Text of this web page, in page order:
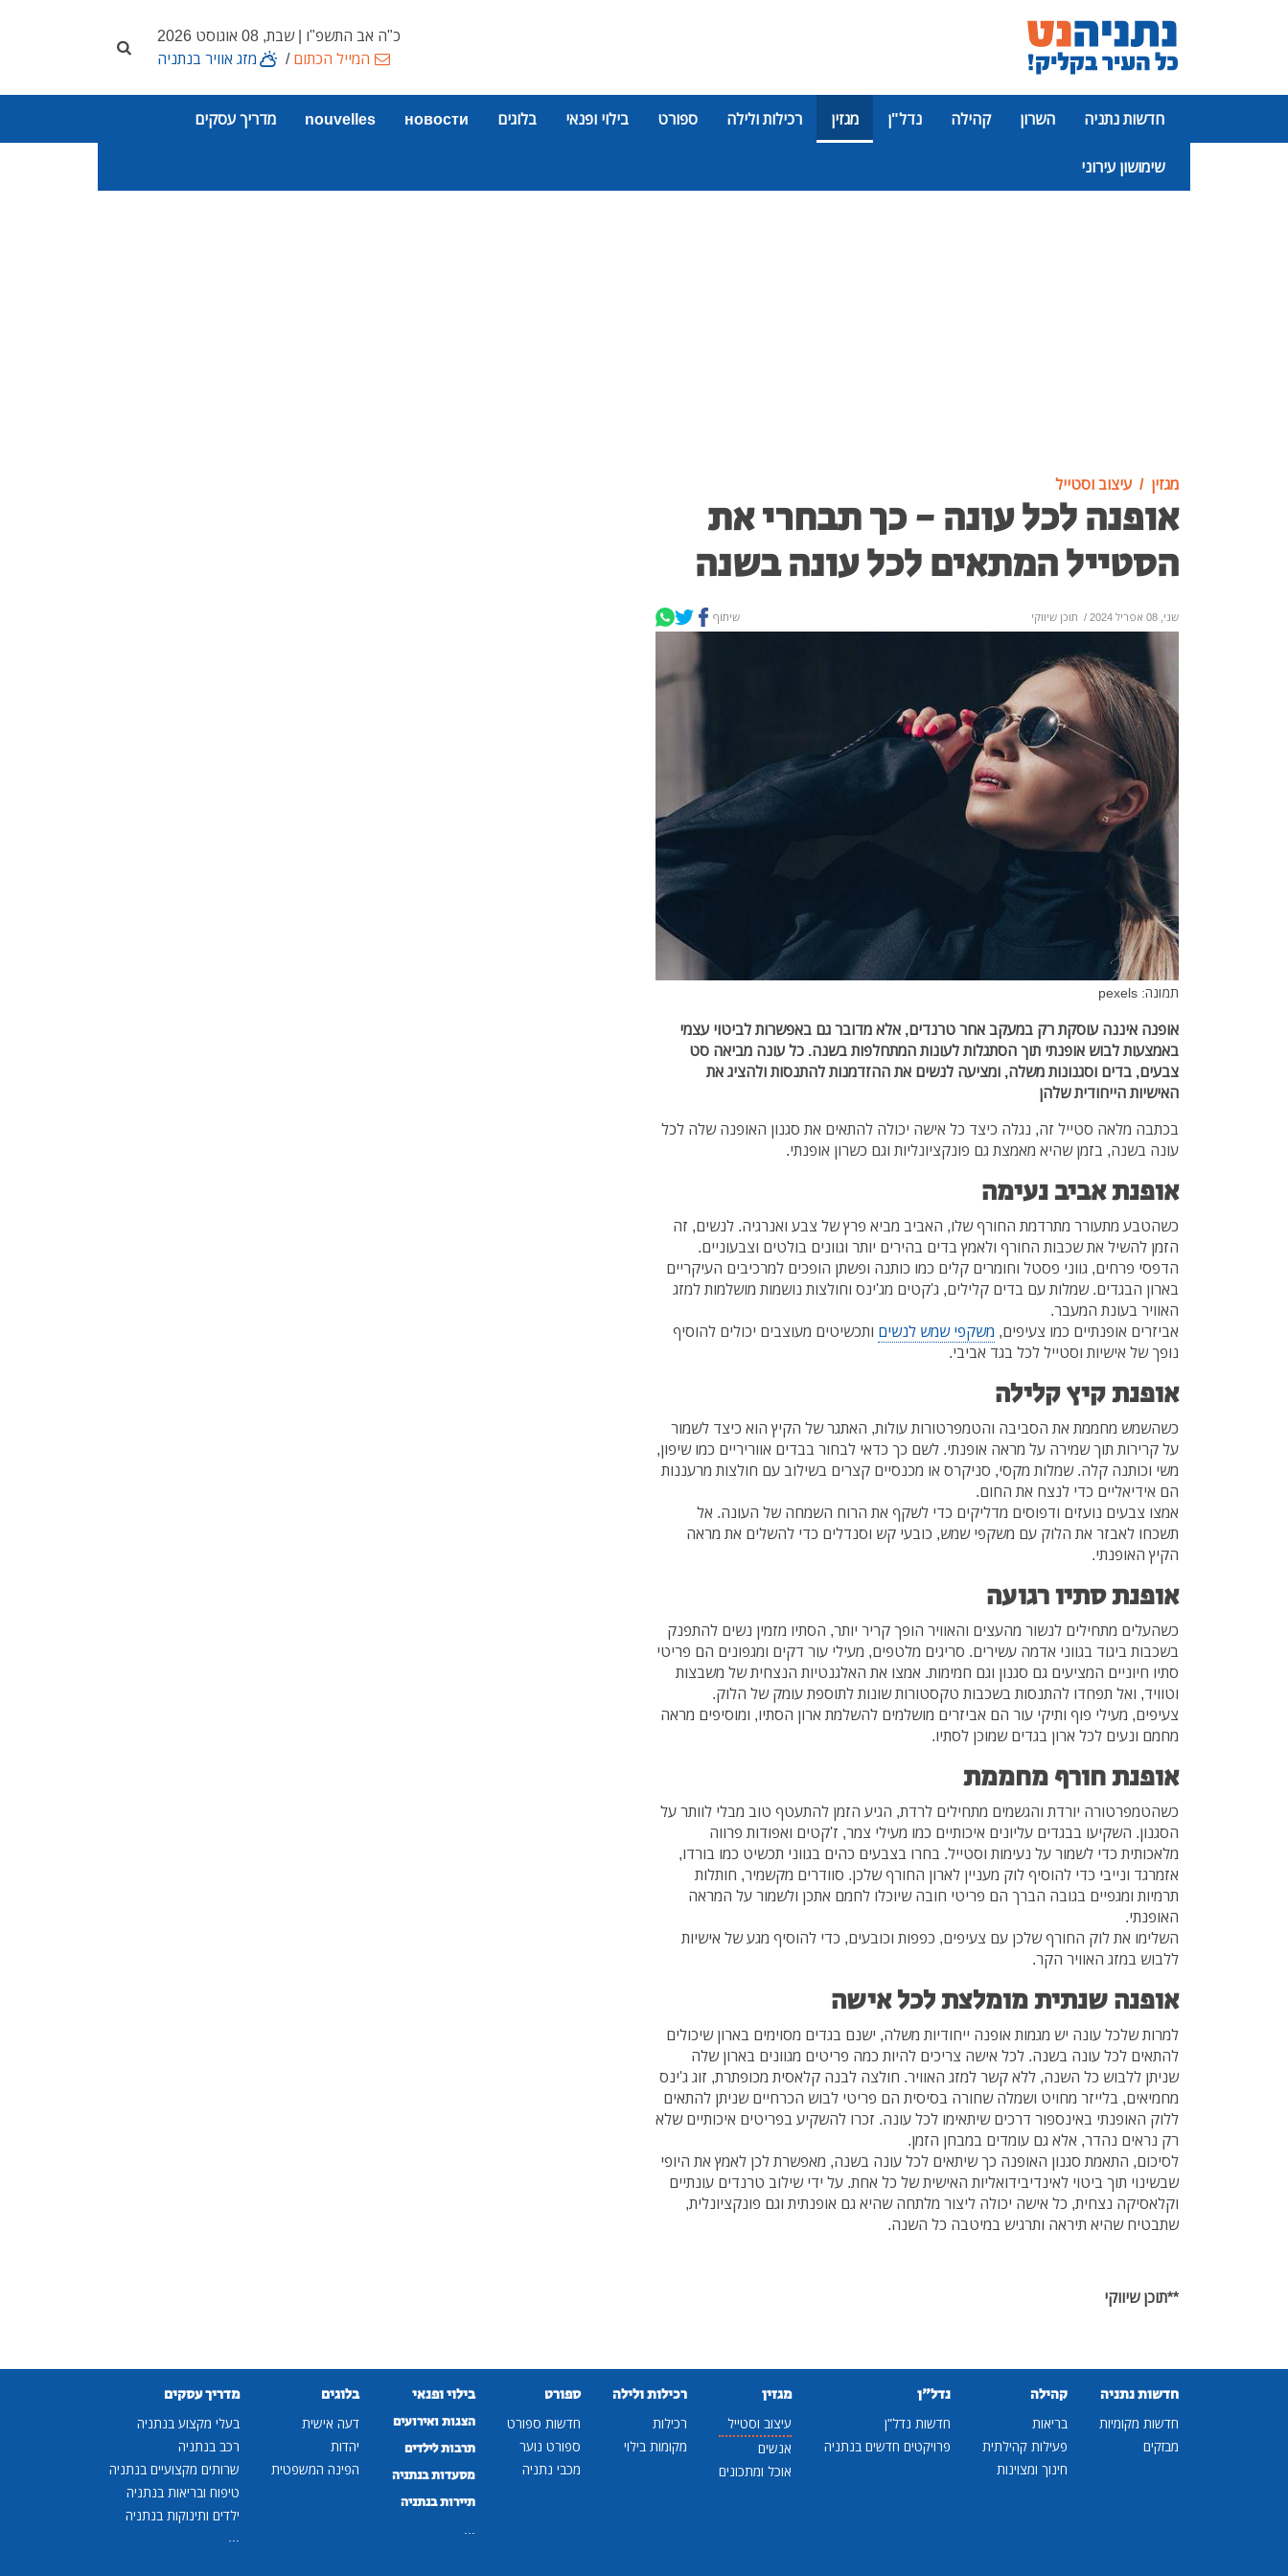
כ"ה אב התשפ"ו | שבת, 08 אוגוסט 2026
המייל הכתום/ מזג אוויר בנתניה
חדשות נתניה השרון קהילה נדל"ן מגזין רכילות ולילה ספורט בילוי ופנאי בלוגים новости
nouvelles מדריך עסקים
שימושון עירוני
מגזין עיצוב וסטייל
אופנה לכל עונה - כך תבחרי את
הסטייל המתאים לכל עונה בשנה
שני, 08 אפריל 2024 / תוכן שיווקי שיתוף
תמונה: pexels
אופנה איננה עוסקת רק במעקב אחר טרנדים, אלא מדובר גם באפשרות לביטוי עצמי
באמצעות לבוש אופנתי תוך הסתגלות לעונות המתחלפות בשנה. כל עונה מביאה סט
צבעים, בדים וסגנונות משלה, ומציעה לנשים את ההזדמנות להתנסות ולהציג את
האישיות הייחודית שלהן
בכתבה מלאה סטייל זה, נגלה כיצד כל אישה יכולה להתאים את סגנון האופנה שלה לכל
עונה בשנה, בזמן שהיא מאמצת גם פונקציונליות וגם כשרון אופנתי.
אופנת אביב נעימה
כשהטבע מתעורר מתרדמת החורף שלו, האביב מביא פרץ של צבע ואנרגיה. לנשים, זה
הזמן להשיל את שכבות החורף ולאמץ בדים בהירים יותר וגוונים בולטים וצבעוניים.
הדפסי פרחים, גווני פסטל וחומרים קלים כמו כותנה ופשתן הופכים למרכיבים העיקריים
בארון הבגדים. שמלות עם בדים קלילים, ג'קטים מג'ינס וחולצות נושמות מושלמות למזג
האוויר בעונת המעבר.
אביזרים אופנתיים כמו צעיפים, משקפי שמש לנשים ותכשיטים מעוצבים יכולים להוסיף
נופך של אישיות וסטייל לכל בגד אביבי.
אופנת קיץ קלילה
כשהשמש מחממת את הסביבה והטמפרטורות עולות, האתגר של הקיץ הוא כיצד לשמור
על קרירות תוך שמירה על מראה אופנתי. לשם כך כדאי לבחור בבדים אווריריים כמו שיפון,
משי וכותנה קלה. שמלות מקסי, סניקרס או מכנסיים קצרים בשילוב עם חולצות מרעננות
הם אידיאליים כדי לנצח את החום.
אמצו צבעים נועזים ודפוסים מדליקים כדי לשקף את הרוח השמחה של העונה. אל
תשכחו לאבזר את הלוק עם משקפי שמש, כובעי קש וסנדלים כדי להשלים את מראה
הקיץ האופנתי.
אופנת סתיו רגועה
כשהעלים מתחילים לנשור מהעצים והאוויר הופך קריר יותר, הסתיו מזמין נשים להתפנק
בשכבות ביגוד בגווני אדמה עשירים. סריגים מלטפים, מעילי עור דקים ומגפונים הם פריטי
סתיו חיוניים המציעים גם סגנון וגם חמימות. אמצו את האלגנטיות הנצחית של משבצות
וטוויד, ואל תפחדו להתנסות בשכבות טקסטורות שונות לתוספת עומק של הלוק.
צעיפים, מעילי פוף ותיקי עור הם אביזרים מושלמים להשלמת ארון הסתיו, ומוסיפים מראה
מחמם ונעים לכל ארון בגדים שמוכן לסתיו.
אופנת חורף מחממת
כשהטמפרטורה יורדת והגשמים מתחילים לרדת, הגיע הזמן להתעטף טוב מבלי לוותר על
הסגנון. השקיעו בבגדים עליונים איכותיים כמו מעילי צמר, ז'קטים ואפודות פרווה
מלאכותית כדי לשמור על נעימות וסטייל. בחרו בצבעים כהים בגווני תכשיט כמו בורדו,
אזמרגד ונייבי כדי להוסיף לוק מעניין לארון החורף שלכן. סוודרים מקשמיר, חותלות
תרמיות ומגפיים בגובה הברך הם פריטי חובה שיוכלו לחמם אתכן ולשמור על המראה
האופנתי.
השלימו את לוק החורף שלכן עם צעיפים, כפפות וכובעים, כדי להוסיף מגע של אישיות
ללבוש במזג האוויר הקר.
אופנה שנתית מומלצת לכל אישה
למרות שלכל עונה יש מגמות אופנה ייחודיות משלה, ישנם בגדים מסוימים בארון שיכולים
להתאים לכל עונה בשנה. לכל אישה צריכים להיות כמה פריטים מגוונים בארון שלה
שניתן ללבוש כל השנה, ללא קשר למזג האוויר. חולצה לבנה קלאסית מכופתרת, זוג ג'ינס
מחמיאים, בלייזר מחויט ושמלה שחורה בסיסית הם פריטי לבוש הכרחיים שניתן להתאים
ללוק האופנתי באינספור דרכים שיתאימו לכל עונה. זכרו להשקיע בפריטים איכותיים שלא
רק נראים נהדר, אלא גם עומדים במבחן הזמן.
לסיכום, התאמת סגנון האופנה כך שיתאים לכל עונה בשנה, מאפשרת לכן לאמץ את היופי
שבשינוי תוך ביטוי לאינדיבידואליות האישית של כל אחת. על ידי שילוב טרנדים עונתיים
וקלאסיקה נצחית, כל אישה יכולה ליצור מלתחה שהיא גם אופנתית וגם פונקציונלית,
שתבטיח שהיא תיראה ותרגיש במיטבה כל השנה.
**תוכן שיווקי
חדשות נתניה
חדשות מקומיות
מבזקים
קהילה
בריאות
פעילות קהילתית
חינוך ומצוינות
נדל"ן
חדשות נדל"ן
פרויקטים חדשים בנתניה
מגזין
עיצוב וסטייל
אנשים
אוכל ומתכונים
רכילות ולילה
רכילות
מקומות בילוי
ספורט
חדשות ספורט
ספורט נוער
מכבי נתניה
בילוי ופנאי
הצגות ואירועים
תרבות לילדים
מסעדות בנתניה
תיירות בנתניה
בלוגים
דעה אישית
יהדות
הפינה המשפטית
מדריך עסקים
בעלי מקצוע בנתניה
רכב בנתניה
שרותים מקצועיים בנתניה
טיפוח ובריאות בנתניה
ילדים ותינוקות בנתניה